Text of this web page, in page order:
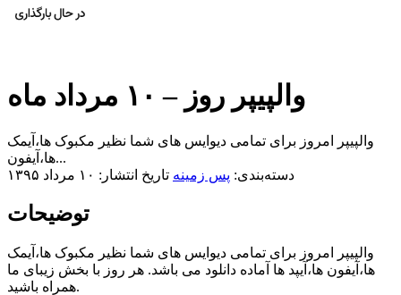
والپیپر روز – ۱۰ مرداد ماه
والپیپر امروز برای تمامی دیوایس های شما نظیر مکبوک ها،آیمک
ها،آیفون...
دسته‌بندی: پس زمینه تاریخ انتشار: ۱۰ مرداد ۱۳۹۵
توضیحات
والپیپر امروز برای تمامی دیوایس های شما نظیر مکبوک ها،آیمک
ها،آیفون ها،آیپد ها آماده دانلود می باشد. هر روز با بخش زیبای ما
همراه باشید.​